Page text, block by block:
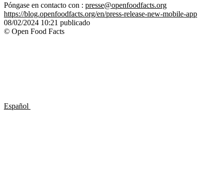
Póngase en contacto con : presse@openfoodfacts.org
https://blog.openfoodfacts.org/en/press-release-new-mobile-app
08/02/2024 10:21 publicado
© Open Food Facts
Español